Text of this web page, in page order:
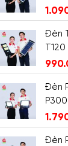
Đèn
T120
Đèn
P300
Đèn